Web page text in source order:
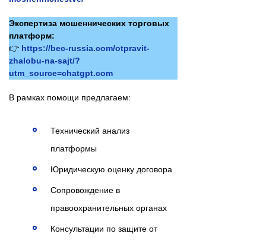
Экспертиза мошеннических торговых
платформ:
👉 https://bec-russia.com/otpravit-
zhalobu-na-sajt/?
utm_source=chatgpt.com
В рамках помощи предлагаем:
Технический анализ
платформы
Юридическую оценку договора
Сопровождение в
правоохранительных органах
Консультации по защите от